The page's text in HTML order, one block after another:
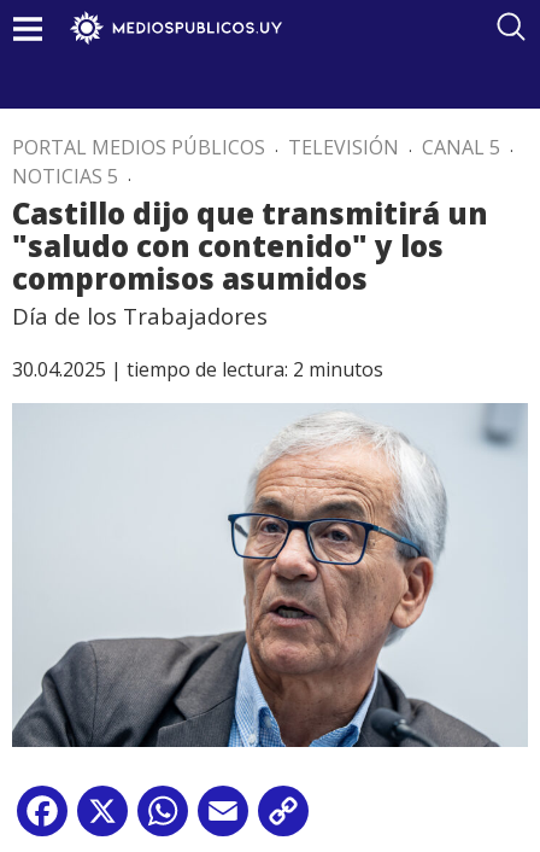
PORTAL MEDIOS PÚBLICOS . TELEVISIÓN . CANAL 5 .
NOTICIAS 5 .
Castillo dijo que transmitirá un
"saludo con contenido" y los
compromisos asumidos
Día de los Trabajadores
30.04.2025 | tiempo de lectura: 2 minutos
Facebook
X WhatsApp
Email